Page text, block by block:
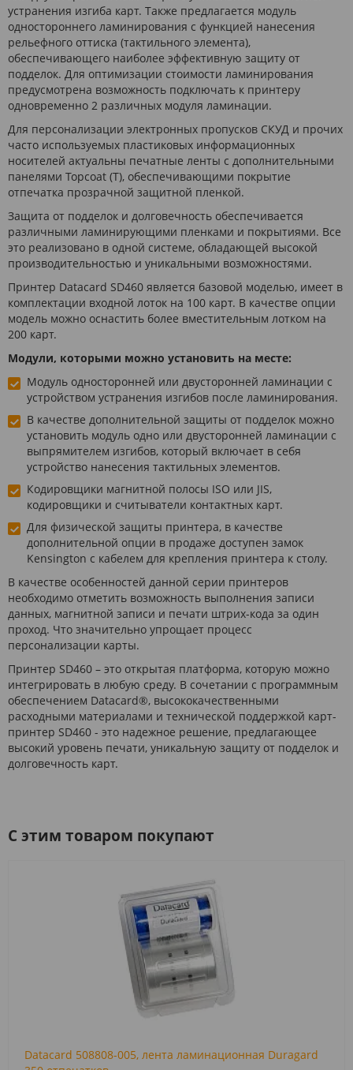
устранения изгиба карт. Также предлагается модуль
одностороннего ламинирования с функцией нанесения
рельефного оттиска (тактильного элемента),
обеспечивающего наиболее эффективную защиту от
подделок. Для оптимизации стоимости ламинирования
предусмотрена возможность подключать к принтеру
одновременно 2 различных модуля ламинации.
Для персонализации электронных пропусков СКУД и прочих
часто используемых пластиковых информационных
носителей актуальны печатные ленты с дополнительными
панелями Topcoat (T), обеспечивающими покрытие
отпечатка прозрачной защитной пленкой.
Защита от подделок и долговечность обеспечивается
различными ламинирующими пленками и покрытиями. Все
это реализовано в одной системе, обладающей высокой
производительностью и уникальными возможностями.
Принтер Datacard SD460 является базовой моделью, имеет в
комплектации входной лоток на 100 карт. В качестве опции
модель можно оснастить более вместительным лотком на
200 карт.
Модули, которыми можно установить на месте:
Модуль односторонней или двусторонней ламинации с
устройством устранения изгибов после ламинирования.
В качестве дополнительной защиты от подделок можно
установить модуль одно или двусторонней ламинации с
выпрямителем изгибов, который включает в себя
устройство нанесения тактильных элементов.
Кодировщики магнитной полосы ISO или JIS,
кодировщики и считыватели контактных карт.
Для физической защиты принтера, в качестве
дополнительной опции в продаже доступен замок
Kensington с кабелем для крепления принтера к столу.
В качестве особенностей данной серии принтеров
необходимо отметить возможность выполнения записи
данных, магнитной записи и печати штрих-кода за один
проход. Что значительно упрощает процесс
персонализации карты.
Принтер SD460 – это открытая платформа, которую можно
интегрировать в любую среду. В сочетании с программным
обеспечением Datacard®, высококачественными
расходными материалами и технической поддержкой карт-
принтер SD460 - это надежное решение, предлагающее
высокий уровень печати, уникальную защиту от подделок и
долговечность карт.
C этим товаром покупают
Datacard 508808-005, лента ламинационная Duragard